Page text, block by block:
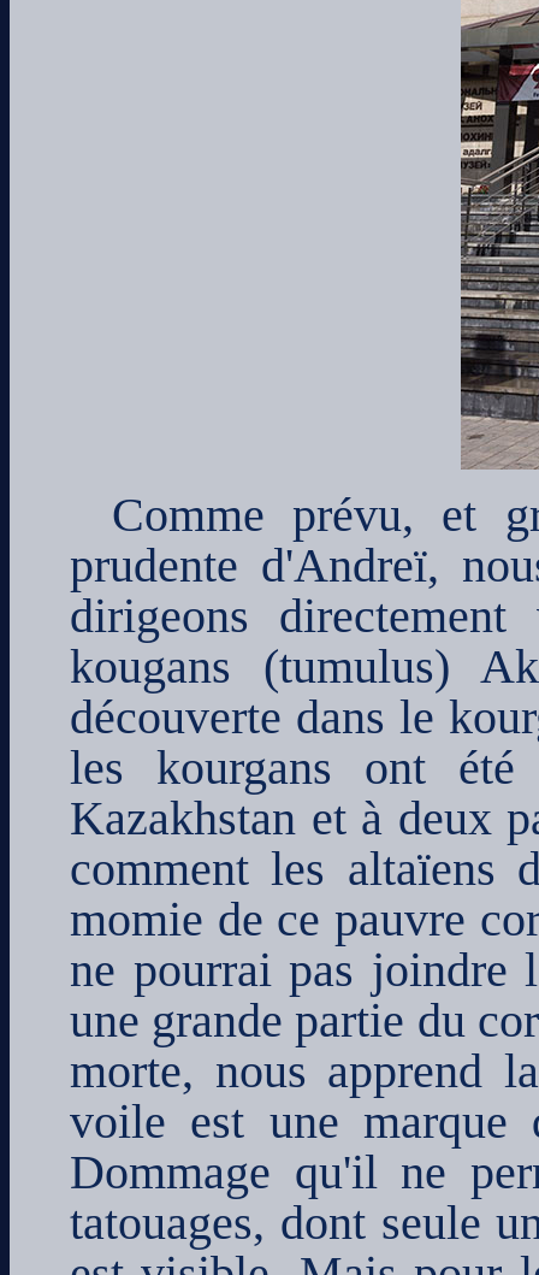
Comme prévu, et
prudente d'Andreï,
dirigeons
kougans (tumulus)
découverte dans le
les kourgans ont
Kazakhstan et à deux
comment les altaïens
momie de ce pauvre
ne pourrai pas joindre
une grande partie du
morte, nous apprend
voile est une marque
Dommage qu'il ne
tatouages, dont seule